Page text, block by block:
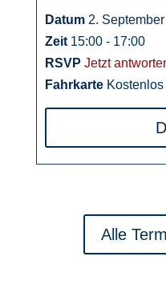
Datum 2.
Zeit 15:00 - 17:00
RSVP Jetzt
Fahrkarte Kostenlos
Alle